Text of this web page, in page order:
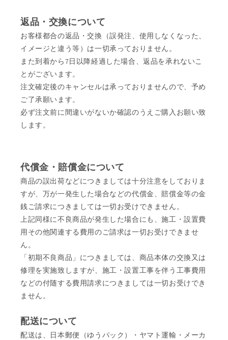
返品・交換について
お客様都合の返品・交換（誤発注、使用しなくなった、
イメージと違う等）は一切承っておりません。
また到着から7日以降経過した場合、返品を承れないこ
とがございます。
注文確定後のキャンセルは承っておりませんので、予め
ご了承願います。
必ず注文前に間違いがないか確認のうえご購入お願い致
します。
代償金・賠償金について
商品の誤出荷などにつきましては十分注意をしておりま
すが、万が一発生した場合などの代償金、賠償金等の金
銭ご請求につきましては一切お受けできません。
上記同様に不良商品が発生した場合にも、施工・設置費
用その他関連する費用のご請求は一切お受けできませ
ん。
「初期不良商品」につきましては、商品本体の交換又は
修理を実施致しますが、施工・設置工事を伴う工事費用
などの付随する費用請求につきましては一切お受けでき
ません。
配送について
配送は、日本郵便（ゆうパック）・ヤマト運輸・メーカ